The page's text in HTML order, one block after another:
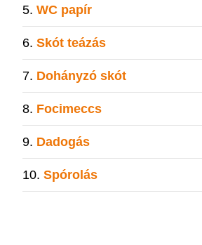
WC papír
Skót teázás
Dohányzó skót
Focimeccs
Dadogás
Spórolás